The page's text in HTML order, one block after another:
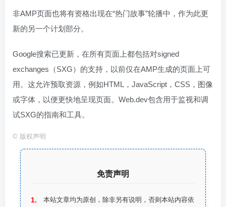
非AMP页面也将有资格出现在“热门故事”轮播中，作为此更
新的另一个计划部分。
Google搜索已更新，在所有页面上都包括对signed
exchanges（SXG）的支持，以前仅在AMP生成的页面上可
用。这允许预取资源，例如HTML，JavaScript，CSS，图像
或字体，以便更快地呈现页面。Web.dev包含用于监视和调
试SXG的指南和工具。
© 版权声明
免责声明
本站文章均为原创，除非另有说明，否则本站内容依